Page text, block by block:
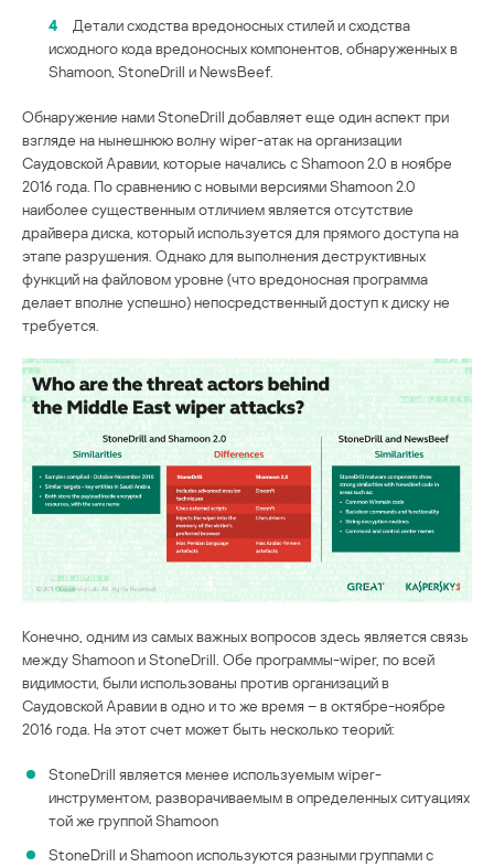
4
Детали сходства вредоносных стилей и сходства
исходного кода вредоносных компонентов, обнаруженных в
Shamoon, StoneDrill и NewsBeef.
Обнаружение нами StoneDrill добавляет еще один аспект при
взгляде на нынешнюю волну wiper-атак на организации
Саудовской Аравии, которые начались с Shamoon 2.0 в ноябре
2016 года. По сравнению с новыми версиями Shamoon 2.0
наиболее существенным отличием является отсутствие
драйвера диска, который используется для прямого доступа на
этапе разрушения. Однако для выполнения деструктивных
функций на файловом уровне (что вредоносная программа
делает вполне успешно) непосредственный доступ к диску не
требуется.
Конечно, одним из самых важных вопросов здесь является связь
между Shamoon и StoneDrill. Обе программы-wiper, по всей
видимости, были использованы против организаций в
Саудовской Аравии в одно и то же время – в октябре-ноябре
2016 года. На этот счет может быть несколько теорий:
StoneDrill является менее используемым wiper-
инструментом, разворачиваемым в определенных ситуациях
той же группой Shamoon
StoneDrill и Shamoon используются разными группами с